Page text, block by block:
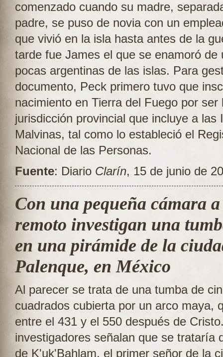
comenzado cuando su madre,
padre, se puso de novia con un
que vivió en la isla hasta antes de la
tarde fue James el que se enamoró de
pocas argentinas de las islas. Para
documento, Peck primero tuvo que
nacimiento en Tierra del Fuego por ser
jurisdicción provincial que incluye a las
Malvinas, tal como lo estableció el
Nacional de las Personas.
Fuente: Diario Clarín, 15 de junio de
Con una pequeña cámara
remoto investigan una
en una pirámide de la
Palenque, en México
Al parecer se trata de una tumba de
cuadrados cubierta por un arco maya,
entre el 431 y el 550 después de
investigadores señalan que se trataría
de K'uk'Bahlam, el primer señor de la